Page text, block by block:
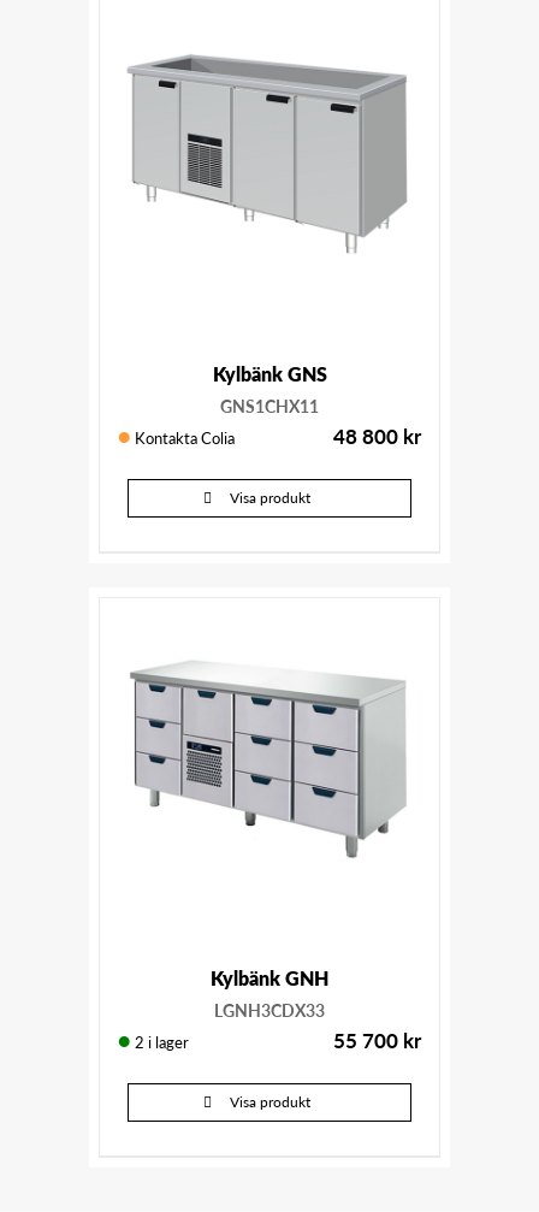
Kylbänk GNS
GNS1CHX11
Kontakta Colia 48 800 kr
Visa produkt
Kylbänk GNH
LGNH3CDX33
2 i lager 55 700 kr
Visa produkt